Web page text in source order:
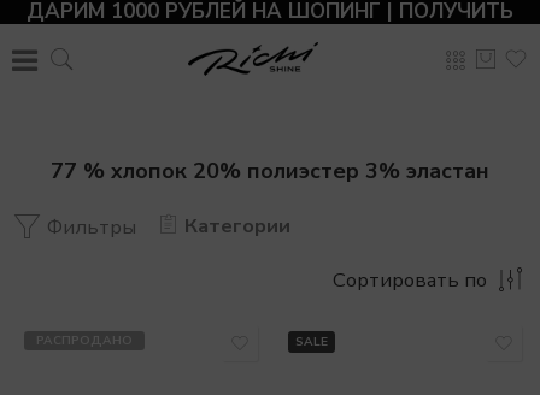
ДАРИМ 1000 РУБЛЕЙ НА ШОПИНГ | ПОЛУЧИТЬ
77 % хлопок 20% полиэстер 3% эластан
Фильтры
Категории
Сортировать по
РАСПРОДАНО SALE